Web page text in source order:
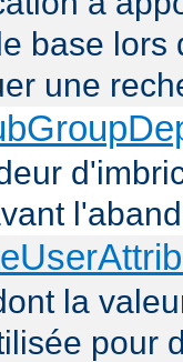
base
une
la
pour